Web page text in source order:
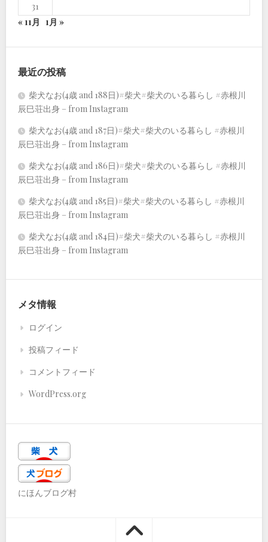
31
« 11月 1月 »
最近の投稿
柴犬なお(4歳 and 188日)#柴犬#柴犬のいる暮らし #赤根川
辰巳荘出身 – from Instagram
柴犬なお(4歳 and 187日)#柴犬#柴犬のいる暮らし #赤根川
辰巳荘出身 – from Instagram
柴犬なお(4歳 and 186日)#柴犬#柴犬のいる暮らし #赤根川
辰巳荘出身 – from Instagram
柴犬なお(4歳 and 185日)#柴犬#柴犬のいる暮らし #赤根川
辰巳荘出身 – from Instagram
柴犬なお(4歳 and 184日)#柴犬#柴犬のいる暮らし #赤根川
辰巳荘出身 – from Instagram
メタ情報
ログイン
投稿フィード
コメントフィード
WordPress.org
にほんブログ村